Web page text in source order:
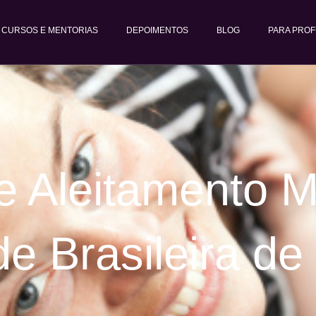
CURSOS E MENTORIAS DEPOIMENTOS BLOG PARA
Aleitamento
Brasileira